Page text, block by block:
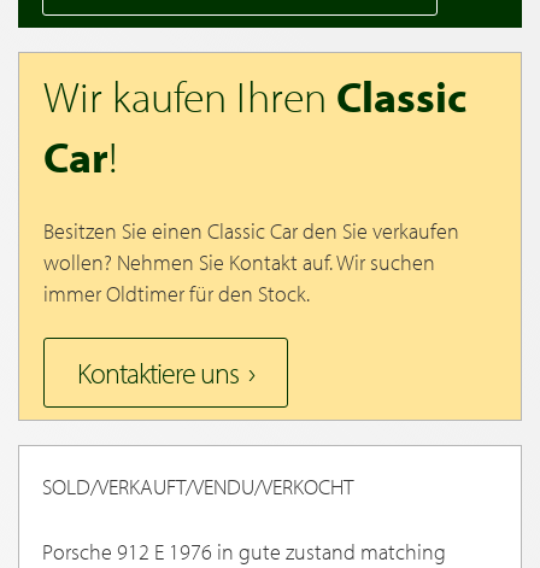
Wir kaufen Ihren Classic
Car!
Besitzen Sie einen Classic Car den Sie verkaufen
wollen? Nehmen Sie Kontakt auf. Wir suchen
immer Oldtimer für den Stock.
Kontaktiere uns
SOLD/VERKAUFT/VENDU/VERKOCHT
Porsche 912 E 1976 in gute zustand matching